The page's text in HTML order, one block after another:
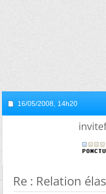
16/05/2008, 14h20
Re : Relation